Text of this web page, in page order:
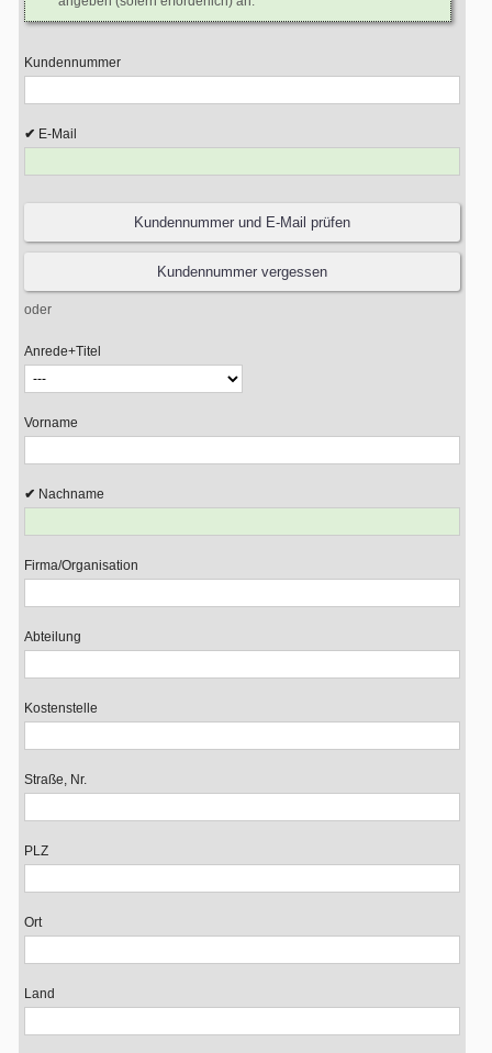
Kundennummer
E-Mail
oder
Anrede+Titel
Vorname
Nachname
Firma/Organisation
Abteilung
Kostenstelle
Straße, Nr.
PLZ
Ort
Land